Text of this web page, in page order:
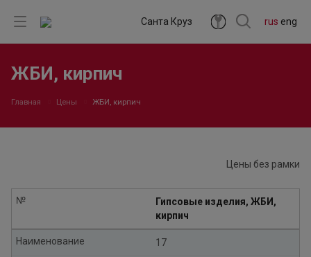
rus eng
Санта Круз
ЖБИ, кирпич
Главная Цены ЖБИ, кирпич
Цены без рамки
Гипсовые изделия, ЖБИ,
кирпич
№
17
Наименование